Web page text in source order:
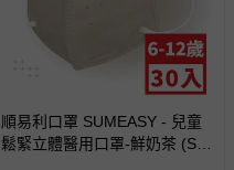
順易利口罩 SUMEASY - 兒童
鬆緊立體醫用口罩-鮮奶茶 (S，